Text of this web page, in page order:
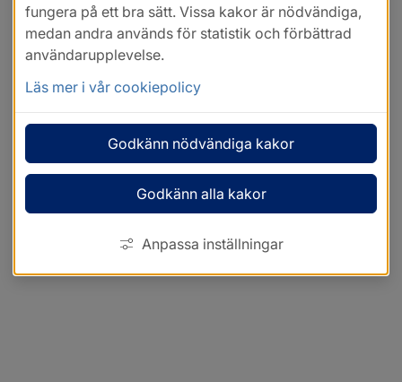
fungera på ett bra sätt. Vissa kakor är nödvändiga,
medan andra används för statistik och förbättrad
användarupplevelse.
Läs mer i vår cookiepolicy
Godkänn nödvändiga kakor
Godkänn alla kakor
Anpassa inställningar